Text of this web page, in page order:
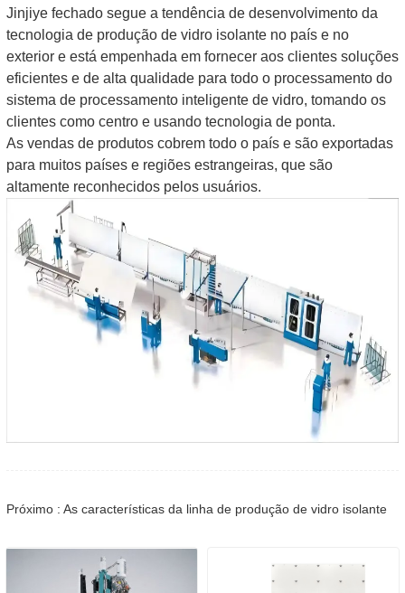
Jinjiye fechado segue a tendência de desenvolvimento da
tecnologia de produção de vidro isolante no país e no
exterior e está empenhada em fornecer aos clientes soluções
eficientes e de alta qualidade para todo o processamento do
sistema de processamento inteligente de vidro, tomando os
clientes como centro e usando tecnologia de ponta.
As vendas de produtos cobrem todo o país e são exportadas
para muitos países e regiões estrangeiras, que são
altamente reconhecidos pelos usuários.
Próximo : As características da linha de produção de vidro isolante